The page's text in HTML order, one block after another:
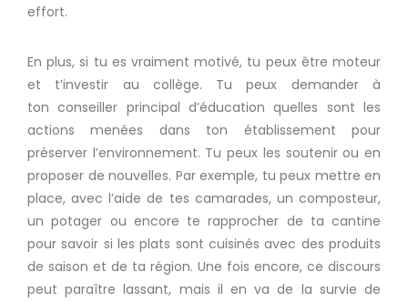
effort.
En plus, si tu es vraiment motivé, tu peux être moteur
et t’investir au collège. Tu peux demander à
ton conseiller principal d’éducation quelles sont les
actions menées dans ton établissement pour
préserver l’environnement. Tu peux les soutenir ou en
proposer de nouvelles. Par exemple, tu peux mettre en
place, avec l’aide de tes camarades, un composteur,
un potager ou encore te rapprocher de ta cantine
pour savoir si les plats sont cuisinés avec des produits
de saison et de ta région. Une fois encore, ce discours
peut paraîtrelassant, mais il en va de la survie de